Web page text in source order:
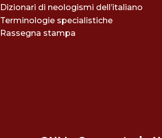
Dizionari di neologismi dell’italiano
Terminologie specialistiche
Rassegna stampa